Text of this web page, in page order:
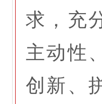
求，充
主动性
创新、